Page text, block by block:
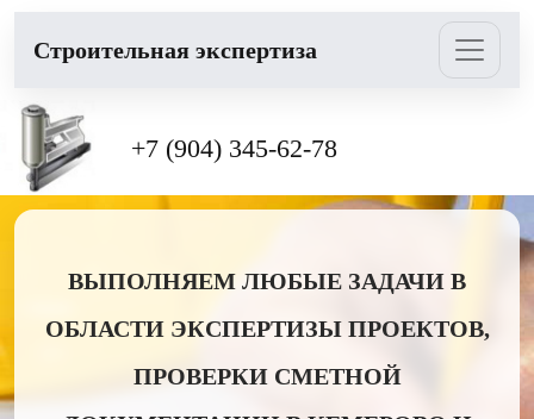
Cтроительная экспертиза
+7 (904) 345-62-78
ВЫПОЛНЯЕМ ЛЮБЫЕ ЗАДАЧИ В
ОБЛАСТИ ЭКСПЕРТИЗЫ ПРОЕКТОВ,
ПРОВЕРКИ СМЕТНОЙ